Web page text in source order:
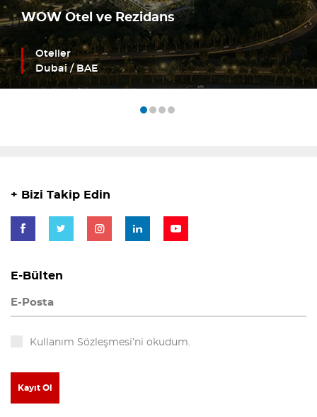
WOW Otel ve Rezidans
Oteller
Dubai / BAE
+ Bizi Takip Edin
E-Bülten
Kullanım Sözleşmesi’ni okudum.
Kayıt Ol